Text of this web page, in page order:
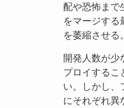
配や恐怖まで
をマージす
を萎縮させる。
開発人数が少
プロイするこ
い。しかし、
にそれぞれ異